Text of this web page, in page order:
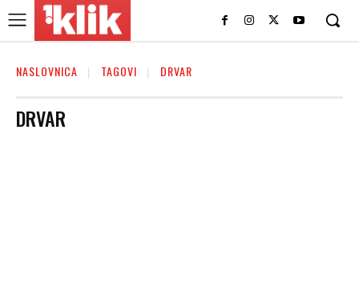
NASLOVNICA TAGOVI DRVAR
DRVAR